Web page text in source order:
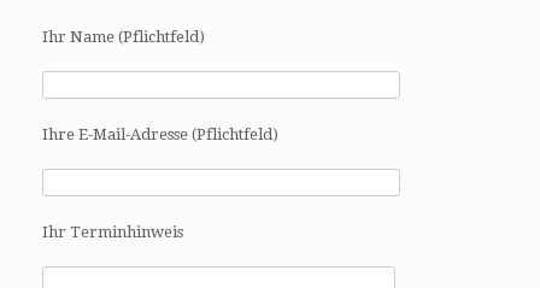
Ihr Name (Pflichtfeld)
Ihre E-Mail-Adresse (Pflichtfeld)
Ihr Terminhinweis